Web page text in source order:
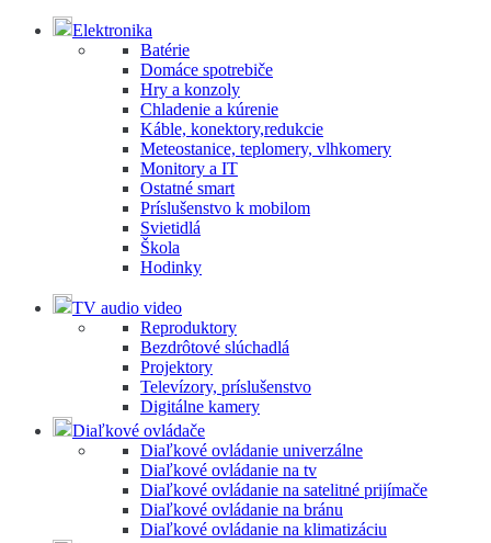
Elektronika
Batérie
Domáce spotrebiče
Hry a konzoly
Chladenie a kúrenie
Káble, konektory,redukcie
Meteostanice, teplomery, vlhkomery
Monitory a IT
Ostatné smart
Príslušenstvo k mobilom
Svietidlá
Škola
Hodinky
TV audio video
Reproduktory
Bezdrôtové slúchadlá
Projektory
Televízory, príslušenstvo
Digitálne kamery
Diaľkové ovládače
Diaľkové ovládanie univerzálne
Diaľkové ovládanie na tv
Diaľkové ovládanie na satelitné prijímače
Diaľkové ovládanie na bránu
Diaľkové ovládanie na klimatizáciu